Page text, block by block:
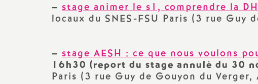
– stage animer le s1, comprendre la
locaux du SNES-FSU Paris (3 rue Guy
– stage AESH : ce que nous voulons
16h30 (report du stage annulé du 30
Paris (3 rue Guy de Gouyon du Verger,